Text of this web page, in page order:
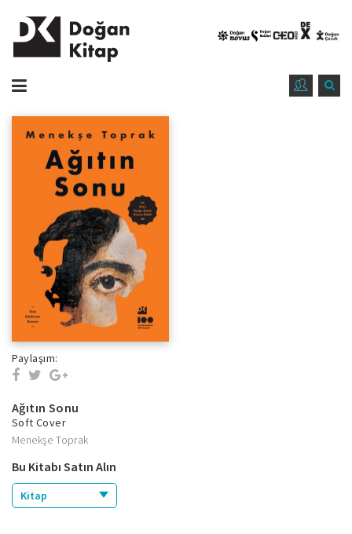
Paylaşım:
Ağıtın Sonu
Soft Cover
Menekşe Toprak
Bu Kitabı Satın Alın
Kitap